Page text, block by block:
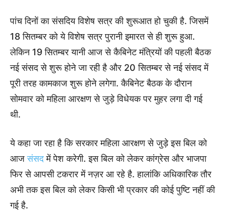
पांच दिनों का संसदिय विशेष सत्र की शुरूआत हो चुकी है. जिसमें
18 सितम्बर को ये विशेष सत्र पुरानी इमारत से ही शुरू हुआ.
लेकिन 19 सितम्बर यानी आज से कैबिनेट मंत्रियों की पहली बैठक
नई संसद से शुरू होने जा रही है और 20 सितम्बर से नई संसद में
पूरी तरह कामकाज शुरू होने लगेगा. कैबिनेट बैठक के दौरान
सोमवार को महिला आरक्षण से जुड़े विधेयक पर मुहर लगा दी गई
थी.
ये कहा जा रहा है कि सरकार महिला आरक्षण से जुड़े इस बिल को
आजसंसदमें पेश करेगी. इस बिल को लेकर कांग्रेस और भाजपा
फिर से आपसी टकरार में नज़र आ रहे है. हालांकि अधिकारिक तौर
अभी तक इस बिल को लेकर किसी भी प्रकार की कोई पुष्टि नहीं की
गई है.